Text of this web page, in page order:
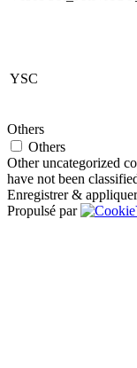
YSC
Others
Others
Other uncategorized
have not been
Enregistrer & appliquer
Propulsé par